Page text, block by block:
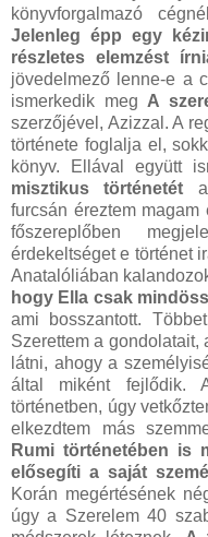
könyvforgalmazó
Jelenleg épp egy
részletes elemzést
jövedelmező lenne-e a
ismerkedik meg A
szerzőjével, Azizzal. A
története foglalja el,
könyv. Ellával együtt
misztikus történetét
furcsán éreztem
főszereplőben
érdekeltséget e történet
Anatalóliában
hogy Ella csak
ami bosszantott.
Szerettem a gondolatait,
látni, ahogy a
által miként fejlődik.
történetben, úgy
elkezdtem más
Rumi történetében is
elősegíti a saját
Korán megértésének
úgy a Szerelem 40